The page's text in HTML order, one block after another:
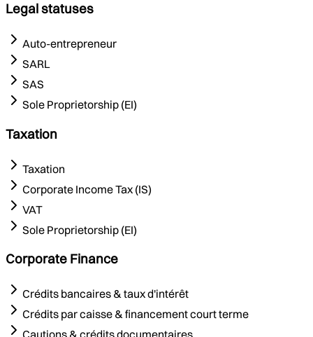
Legal statuses
Auto-entrepreneur
SARL
SAS
Sole Proprietorship (EI)
Taxation
Taxation
Corporate Income Tax (IS)
VAT
Sole Proprietorship (EI)
Corporate Finance
Crédits bancaires & taux d'intérêt
Crédits par caisse & financement court terme
Cautions & crédits documentaires